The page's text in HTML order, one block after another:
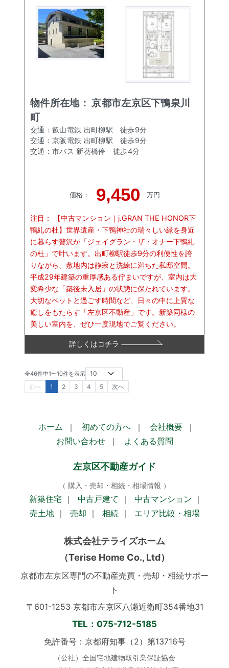
物件所在地：京都市左京区下鴨泉川
町
交通： 叡山電鉄 出町柳駅 徒歩9分
交通： 京阪電鉄 出町柳駅 徒歩9分
交通： 市バス 新葵橋停 徒歩4分
価格： 9,450 万円
注目：
【中古マンション｜j.GRAN THE HONOR下
鴨糺の杜】世界遺産・下鴨神社の瑞々しい緑を身近
に暮らす贅沢が「ジェイグラン・ザ・オナー下鴨糺
の杜」で叶います。出町柳駅徒歩9分の利便性を誇
りながら、敷地内は静寂と洗練に満ちた私邸空間。
平成29年建築の重厚感ある佇まいですが、室内は大
変希少な「築後未入居」の状態に保たれています。
大切なペットと過ごす時間など、日々の中に上質な
癒しをもたらす「左京区不動産」です。新築同様の
美しい室内を、ぜひ一度現地でご覧ください。
詳しくはコチラ
全46件中1〜10件を表示
前へ 1 2 3 4 5 次へ
ホーム ｜ 初めての方へ ｜ 会社概要
｜
お問い合わせ
｜ よくある質問
左京区不動産ガイド
（ 購入・売却・相続・相場情報 ）
新築住宅 ｜ 中古戸建て ｜ 中古マンション
｜
売土地
｜ 売却 ｜ 相続 ｜ エリア比較・相場
株式会社テライズホーム
（Terise Home Co., Ltd）
京都市左京区専門の不動産売買・売却・相続サポー
ト
〒601-1253 京都市左京区八瀬近衛町354番地31
TEL：075-712-5185
免許番号：京都府知事（2）第13716号
（公社）全国宅地建物取引業保証協会